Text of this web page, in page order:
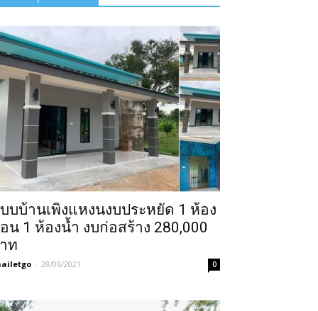
บบ้านเพิงแหงนงบประหยัด 1 ห้อง
น 1 ห้องน้ำ งบก่อสร้าง 280,000
ท
- 28/06/2021 0